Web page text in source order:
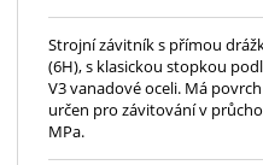
DIN376, lícování
Strojní závitník s přímou
(6H), s klasickou stopkou
V3 vanadové oceli. Má
určen pro závitování v
MPa.